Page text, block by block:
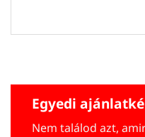
Egyedi
Nem találod azt,